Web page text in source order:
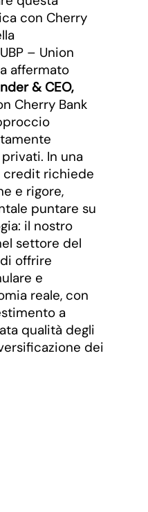
con Cherry
– Union
affermato
& CEO,
Cherry Bank
In una
credit richiede
e rigore,
puntare su
il nostro
settore del
offrire
e
reale, con
a
qualità degli
dei